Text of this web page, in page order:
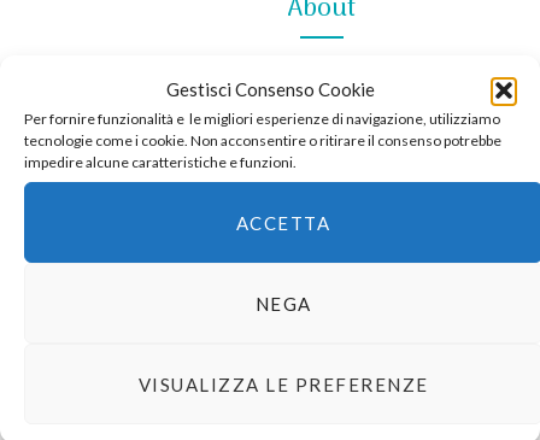
Gestisci Consenso Cookie
Per fornire funzionalità e le migliori esperienze di navigazione, utilizziamo
tecnologie come i cookie. Non acconsentire o ritirare il consenso potrebbe
impedire alcune caratteristiche e funzioni.
ACCETTA
NEGA
VISUALIZZA LE PREFERENZE
About